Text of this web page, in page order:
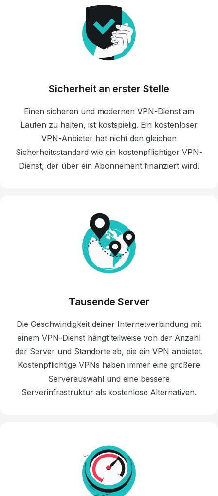
Sicherheit an erster Stelle
Einen sicheren und modernen VPN-Dienst am
Laufen zu halten, ist kostspielig. Ein kostenloser
VPN-Anbieter hat nicht den gleichen
Sicherheitsstandard wie ein kostenpflichtiger VPN-
Dienst, der über ein Abonnement finanziert wird.
Tausende Server
Die Geschwindigkeit deiner Internetverbindung mit
einem VPN-Diensthängt teilweise von der Anzahl
der Server und Standorte ab, die ein VPN anbietet.
Kostenpflichtige VPNs haben immer eine größere
Serverauswahl und eine bessere
Serverinfrastruktur als kostenlose Alternativen.